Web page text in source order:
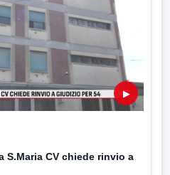
▶
S.Maria CV chiede rinvio a